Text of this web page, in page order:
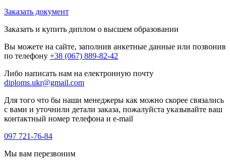
Заказать документ
Заказать и купить диплом о высшем образовании
Вы можете на сайте, заполнив анкетные данные или позвонив
по телефону +38 (067) 889-82-42
Либо написать нам на електронную почту
diploms.ukr@gmail.com
Для того что бы наши менеджеры как можно скорее связались
с вами и уточнили детали заказа, пожалуйста указывайте ваш
контактный номер телефона и e-mail
097 721-76-84
Мы вам перезвоним